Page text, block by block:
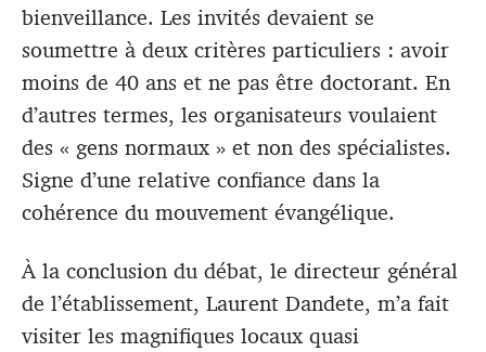
bienveillance. Les invités devaient se
soumettre à deux critères particuliers : avoir
moins de 40 ans et ne pas être doctorant. En
d’autres termes, les organisateurs voulaient
des « gens normaux » et non des spécialistes.
Signe d’une relative confiance dans la
cohérence du mouvement évangélique.
À la conclusion du débat, le directeur général
de l’établissement, Laurent Dandete, m’a fait
visiter les magnifiques locaux quasi